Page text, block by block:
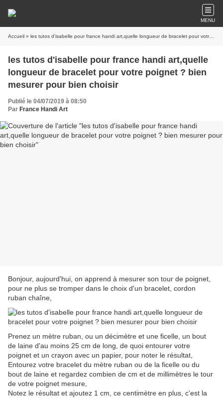
MENU
Accueil » les tutos d'isabelle pour france handi art,quelle longueur de bracelet pour votre poignet ? bien mesurer pour bien choisir
les tutos d'isabelle pour france handi art,quelle
longueur de bracelet pour votre poignet ? bien
mesurer pour bien choisir
Publié le 04/07/2019 à 08:50
Par France Handi Art
Bonjour, aujourd'hui, on apprend à mesurer son tour de poignet,
pour ne plus se tromper dans le choix d'un bracelet, cordon
ruban chaîne,
Prenez un mètre ruban, ou un décimètre et une ficelle, un bout
de laine d'au moins 25 cm de long, de quoi entourer votre
poignet et un crayon avec un papier, pour noter le résultat,
Entourez votre bracelet du mètre ruban ou de la ficelle ou du
bout de laine et regardez combien de cm et de millimètres le tour
de votre poignet mesure,
Notez le résultat et ajoutez 1 cm, ce centimètre en plus, c'est la